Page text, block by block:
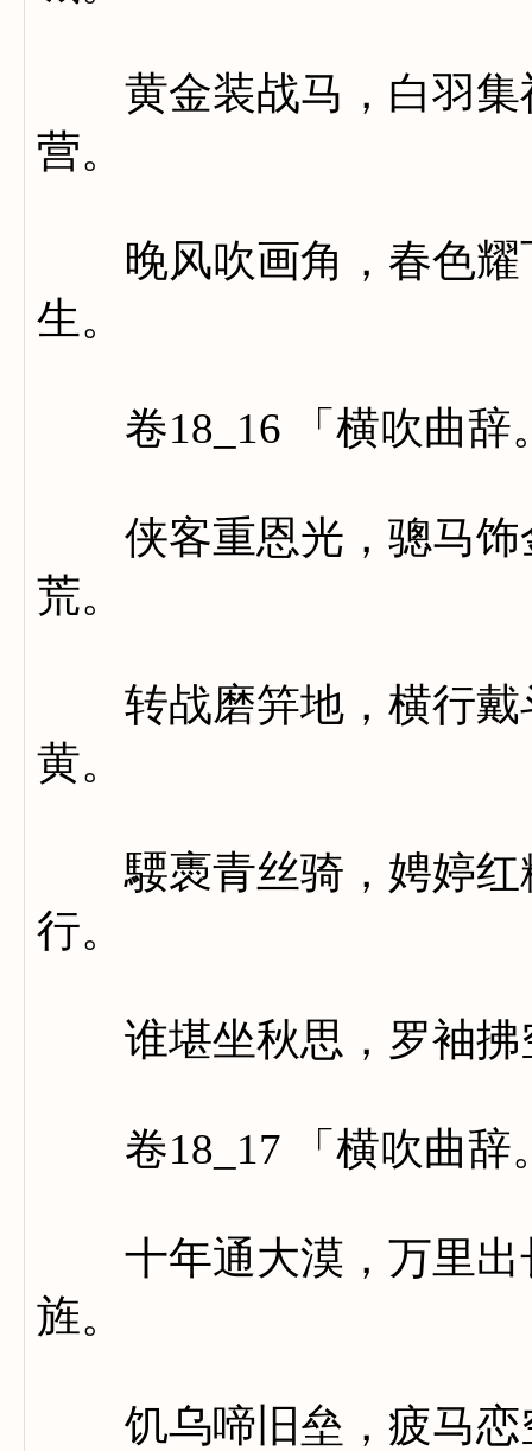
黄金装战马，白羽集
营。
晚风吹画角，春色耀
生。
卷18_16 「横吹曲辞
侠客重恩光，骢马饰
荒。
转战磨笄地，横行戴
黄。
騕褭青丝骑，娉婷红
行。
谁堪坐秋思，罗袖拂
卷18_17 「横吹曲辞
十年通大漠，万里出
旌。
饥乌啼旧垒，疲马恋